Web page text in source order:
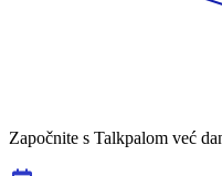
Započnite s Talkpalom već